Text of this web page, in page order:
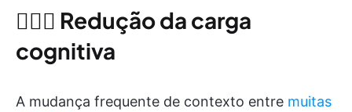
🧘🏾‍♀️ Redução da carga
cognitiva
A mudança frequente de contexto entre muitas